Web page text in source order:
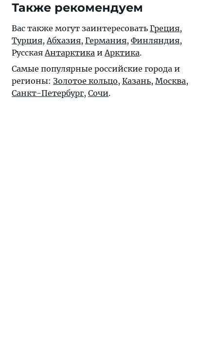
Также рекомендуем
Вас также могут заинтересовать Греция,
Турция, Абхазия, Германия, Финляндия,
Русская Антарктика и Арктика.
Самые популярные российские города и
регионы: Золотое кольцо, Казань, Москва,
Санкт-Петербург, Сочи.